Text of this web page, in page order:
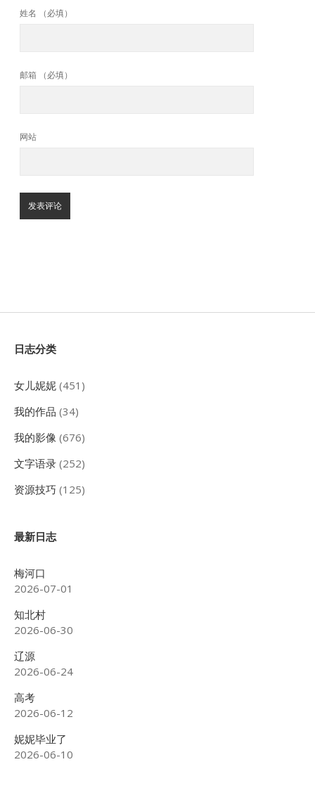
姓名 （必填）
邮箱 （必填）
网站
Sidebar
日志分类
女儿妮妮 (451)
我的作品 (34)
我的影像 (676)
文字语录 (252)
资源技巧 (125)
最新日志
梅河口
2026-07-01
知北村
2026-06-30
辽源
2026-06-24
高考
2026-06-12
妮妮毕业了
2026-06-10